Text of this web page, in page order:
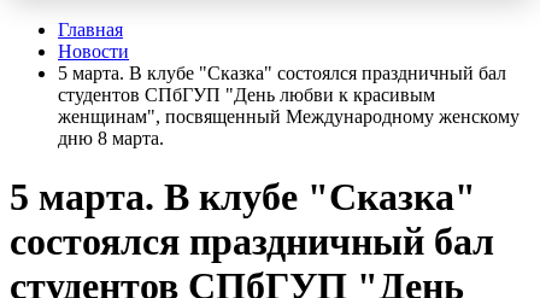
Главная
Новости
5 марта. В клубе "Сказка" состоялся праздничный бал
студентов СПбГУП "День любви к красивым
женщинам", посвященный Международному женскому
дню 8 марта.
5 марта. В клубе "Сказка"
состоялся праздничный бал
студентов СПбГУП "День